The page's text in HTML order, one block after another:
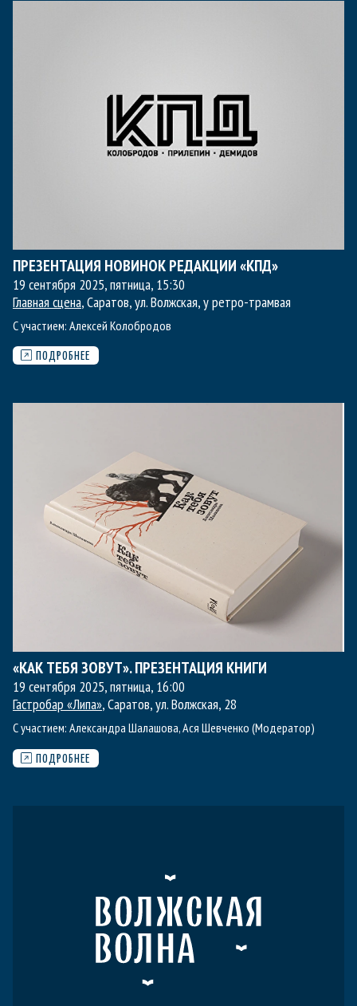
ПРЕЗЕНТАЦИЯ НОВИНОК РЕДАКЦИИ «КПД»
19 сентября 2025, пятница, 15:30
Главная сцена, Саратов, ул. Волжская, у ретро-трамвая
С участием: Алексей Колобродов
ПОДРОБНЕЕ
«КАК ТЕБЯ ЗОВУТ». ПРЕЗЕНТАЦИЯ КНИГИ
19 сентября 2025, пятница, 16:00
Гастробар «Липа», Саратов, ул. Волжская, 28
С участием: Александра Шалашова,Ася Шевченко (Модератор)
ПОДРОБНЕЕ